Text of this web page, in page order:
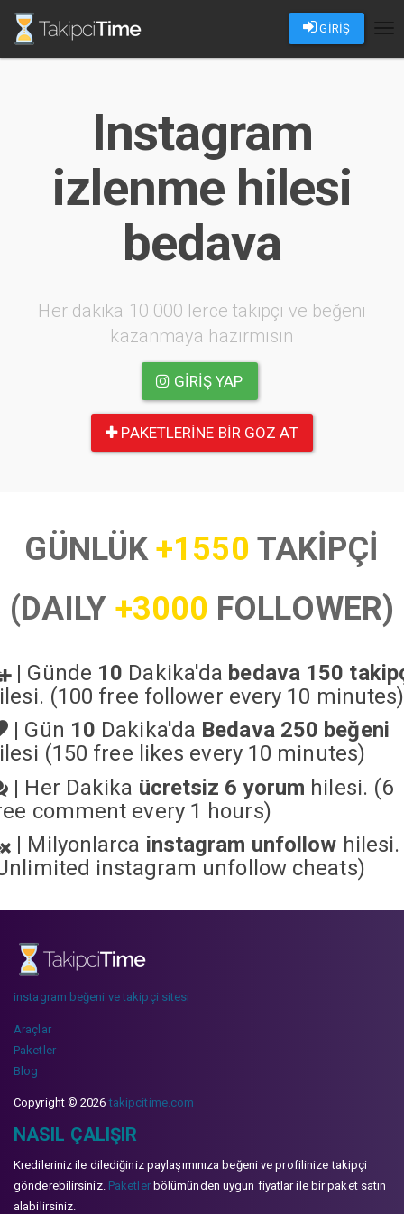
GİRİŞ
Instagram
izlenme hilesi
bedava
Her dakika 10.000 lerce takipçi ve beğeni
kazanmaya hazırmısın
GIRIŞ YAP
PAKETLERINE BIR GÖZ AT
GÜNLÜK+1550 TAKİPÇİ
(DAILY +3000 FOLLOWER)
| Günde 10 Dakika'da bedava 150
(100 free follower every 10 minutes)
| Gün 10 Dakika'da Bedava 250 beğeni
(150 free likes every 10 minutes)
| Her Dakika ücretsiz 6 yorum hilesi. (6
comment every 1 hours)
| Milyonlarca instagram unfollow hilesi.
instagram unfollow cheats)
instagram beğeni ve takipçi sitesi
Araçlar
Paketler
Blog
Copyright © 2026takipcitime.com
NASIL ÇALIŞIR
Kredileriniz ile dilediğiniz paylaşımınıza beğeni ve profilinize takipçi
gönderebilirsiniz. Paketlerbölümünden uygun fiyatlar ile bir paket satın
alabilirsiniz.